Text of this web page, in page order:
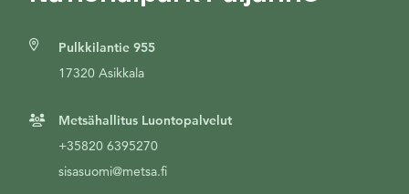
Pulkkilantie 955
17320 Asikkala
Metsähallitus Luontopalvelut
+35820 6395270
sisasuomi@metsa.fi